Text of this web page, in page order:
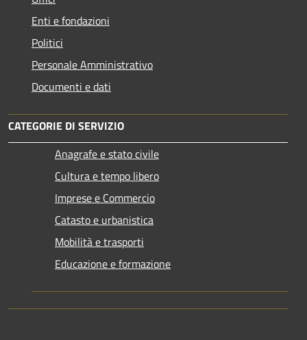
Enti e fondazioni
Politici
Personale Amministrativo
Documenti e dati
CATEGORIE DI SERVIZIO
Anagrafe e stato civile
Cultura e tempo libero
Imprese e Commercio
Catasto e urbanistica
Mobilità e trasporti
Educazione e formazione